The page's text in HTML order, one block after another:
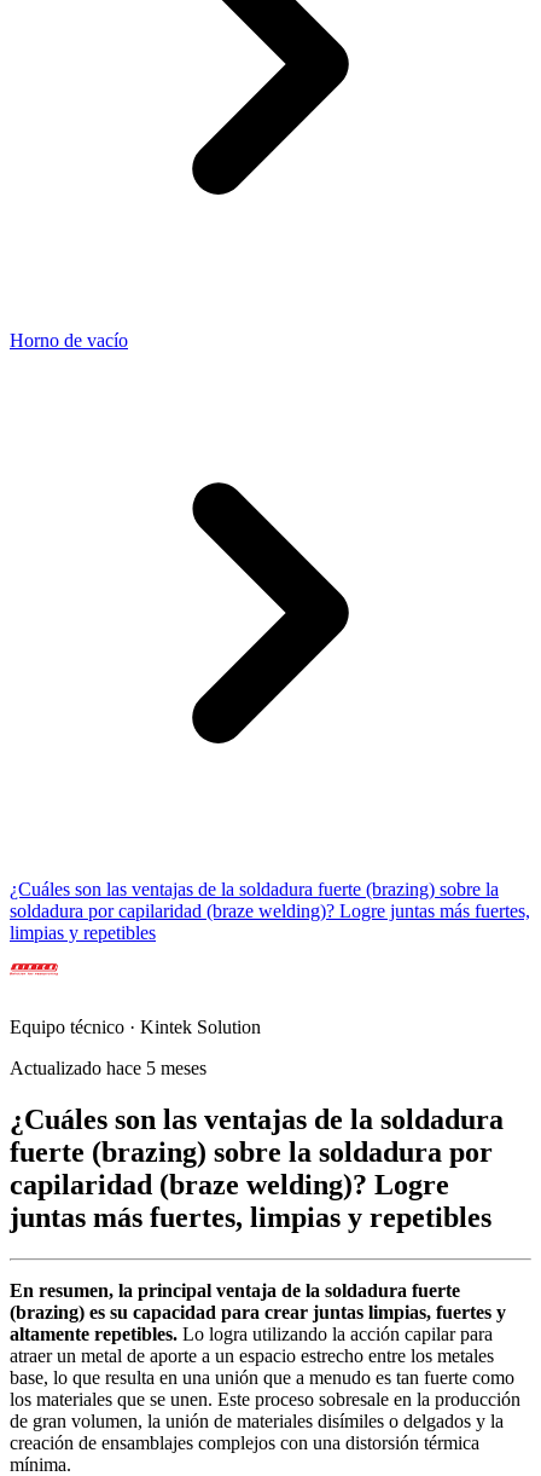
Horno de vacío
¿Cuáles son las ventajas de la soldadura fuerte (brazing) sobre la
soldadura por capilaridad (braze welding)? Logre juntas más fuertes,
limpias y repetibles
Equipo técnico · Kintek Solution
Actualizado hace 5 meses
¿Cuáles son las ventajas de la soldadura
fuerte (brazing) sobre la soldadura por
capilaridad (braze welding)? Logre
juntas más fuertes, limpias y repetibles
En resumen, la principal ventaja de la soldadura fuerte
(brazing) es su capacidad para crear juntas limpias, fuertes y
altamente repetibles. Lo logra utilizando la acción capilar para
atraer un metal de aporte a un espacio estrecho entre los metales
base, lo que resulta en una unión que a menudo es tan fuerte como
los materiales que se unen. Este proceso sobresale en la producción
de gran volumen, la unión de materiales disímiles o delgados y la
creación de ensamblajes complejos con una distorsión térmica
mínima.